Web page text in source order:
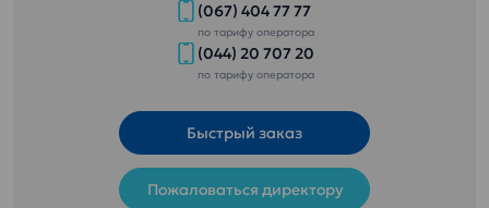
(067) 404 77 77
по тарифу оператора
(044) 20 707 20
по тарифу оператора
Быстрый заказ
Пожаловаться директору